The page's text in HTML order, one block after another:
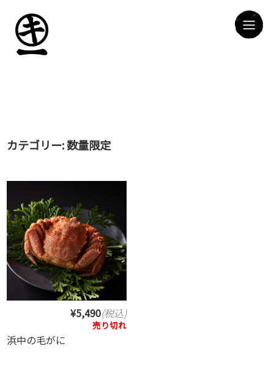
カテゴリー:数量限定
¥5,490(税込)
売り切れ
浜中の毛がに